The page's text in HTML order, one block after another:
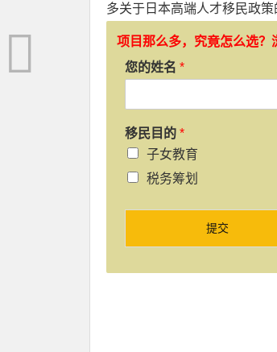
多关于日本高端人才移民政
项目那么多，究竟怎么选？
您的姓名 *
移民目的 *
子女教育
税务筹划
提交